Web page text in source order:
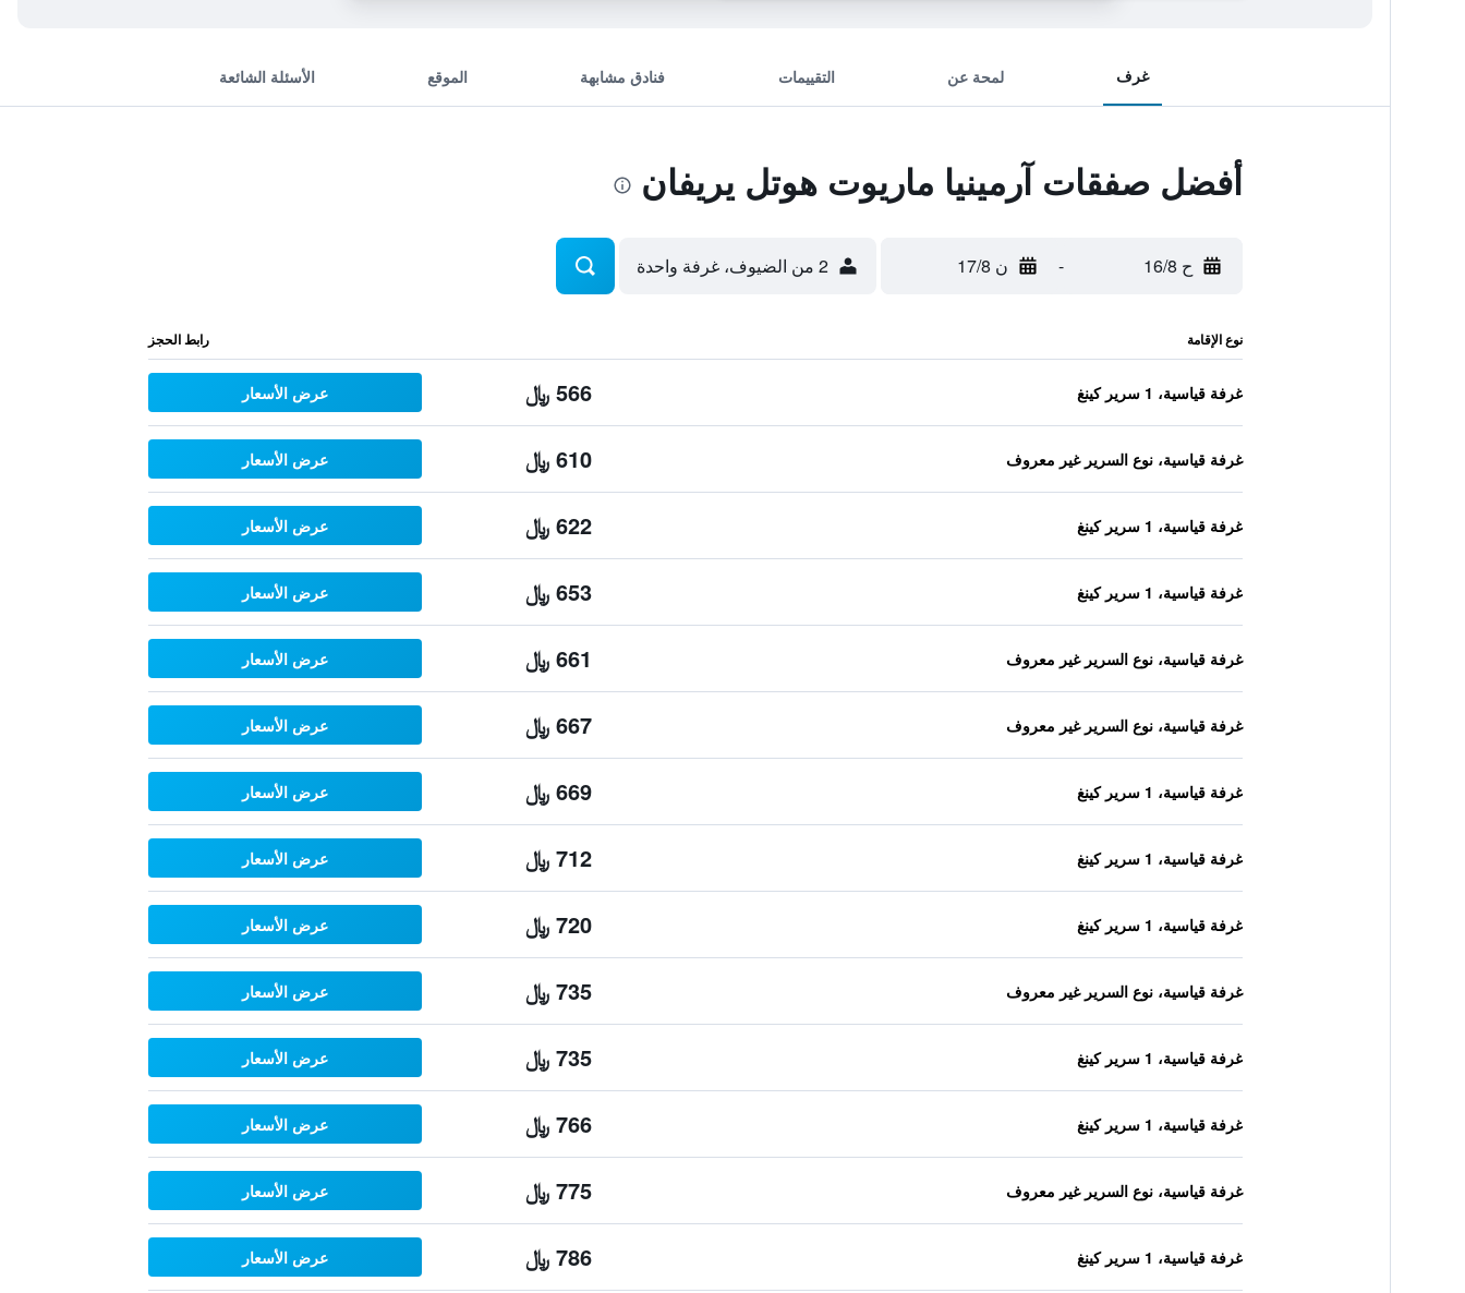
غرف لمحة عن التقييمات فنادق مشابهة الموقع الأسئلة الشائعة
أفضل صفقات آرمينيا ماريوت هوتل يريفان
ح 16/8 - ن 17/8 2 من الضيوف، غرفة واحدة
نوع الإقامة رابط الحجز
غرفة قياسية، 1 سرير كينغ 566 ﷼ عرض الأسعار
غرفة قياسية، نوع السرير غير معروف 610 ﷼ عرض الأسعار
غرفة قياسية، 1 سرير كينغ 622 ﷼ عرض الأسعار
غرفة قياسية، 1 سرير كينغ 653 ﷼ عرض الأسعار
غرفة قياسية، نوع السرير غير معروف 661 ﷼ عرض الأسعار
غرفة قياسية، نوع السرير غير معروف 667 ﷼ عرض الأسعار
غرفة قياسية، 1 سرير كينغ 669 ﷼ عرض الأسعار
غرفة قياسية، 1 سرير كينغ 712 ﷼ عرض الأسعار
غرفة قياسية، 1 سرير كينغ 720 ﷼ عرض الأسعار
غرفة قياسية، نوع السرير غير معروف 735 ﷼ عرض الأسعار
غرفة قياسية، 1 سرير كينغ 735 ﷼ عرض الأسعار
غرفة قياسية، 1 سرير كينغ 766 ﷼ عرض الأسعار
غرفة قياسية، نوع السرير غير معروف 775 ﷼ عرض الأسعار
غرفة قياسية، 1 سرير كينغ 786 ﷼ عرض الأسعار